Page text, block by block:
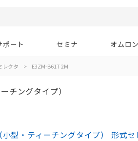
ポート セミナ オムロ
レクタ > E3ZM-B61T 2M
チングタイプ）
型・ティーチングタイプ） 形式セ